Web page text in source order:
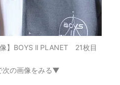
像】BOYS ll PLANET 21枚目
の画像をみる▼